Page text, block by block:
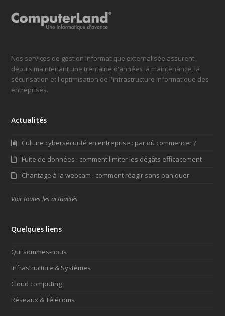
Nos services de gestion informatique externalisée assurent
depuis maintenant une trentaine d'années la maintenance, la
sécurisation et l'optimisation de l'infrastructure informatique des
entreprises.
Actualités
Culture cybersécurité en entreprise : par où commencer ?
Fuite de données : comment limiter les dégâts efficacement
Chantage à la webcam : comment réagir sans paniquer
Voir toutes les actualités
Quelques liens
Qui sommes-nous
Infrastructure & Systèmes
Cloud computing
Réseaux & Télécoms